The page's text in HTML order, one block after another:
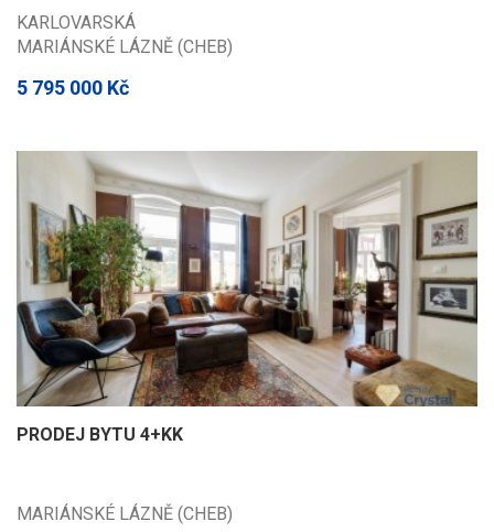
KARLOVARSKÁ
MARIÁNSKÉ LÁZNĚ (CHEB)
5 795 000 Kč
PRODEJ BYTU 4+KK
MARIÁNSKÉ LÁZNĚ (CHEB)